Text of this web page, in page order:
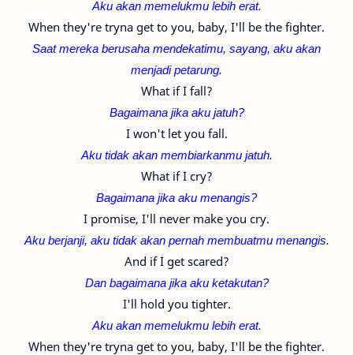
Aku akan memelukmu lebih erat.
When they're tryna get to you, baby, I'll be the fighter.
Saat mereka berusaha mendekatimu, sayang, aku akan
menjadi petarung.
What if I fall?
Bagaimana jika aku jatuh?
I won't let you fall.
Aku tidak akan membiarkanmu jatuh.
What if I cry?
Bagaimana jika aku menangis?
I promise, I'll never make you cry.
Aku berjanji, aku tidak akan pernah membuatmu menangis.
And if I get scared?
Dan bagaimana jika aku ketakutan?
I'll hold you tighter.
Aku akan memelukmu lebih erat.
When they're tryna get to you, baby, I'll be the fighter.